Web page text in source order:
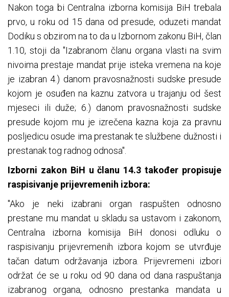
Nakon toga bi Centralna izborna komisija BiH trebala
prvo, u roku od 15 dana od presude, oduzeti mandat
Dodiku s obzirom na to da u Izbornom zakonu BiH, član
1.10, stoji da "Izabranom članu organa vlasti na svim
nivoima prestaje mandat prije isteka vremena na koje
je izabran 4.) danom pravosnažnosti sudske presude
kojom je osuđen na kaznu zatvora u trajanju od šest
mjeseci ili duže; 6.) danom pravosnažnosti sudske
presude kojom mu je izrečena kazna koja za pravnu
posljedicu osude ima prestanak te službene dužnosti i
prestanak tog radnog odnosa".
Izborni zakon BiH u članu 14.3 također propisuje
raspisivanje prijevremenih izbora:
"Ako je neki izabrani organ raspušten odnosno
prestane mu mandat u skladu sa ustavom i zakonom,
Centralna izborna komisija BiH donosi odluku o
raspisivanju prijevremenih izbora kojom se utvrđuje
tačan datum održavanja izbora. Prijevremeni izbori
održat će se u roku od 90 dana od dana raspuštanja
izabranog organa, odnosno prestanka mandata u